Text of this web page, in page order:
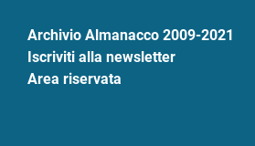
Archivio Almanacco 2009-2021
Iscriviti alla newsletter
Area riservata